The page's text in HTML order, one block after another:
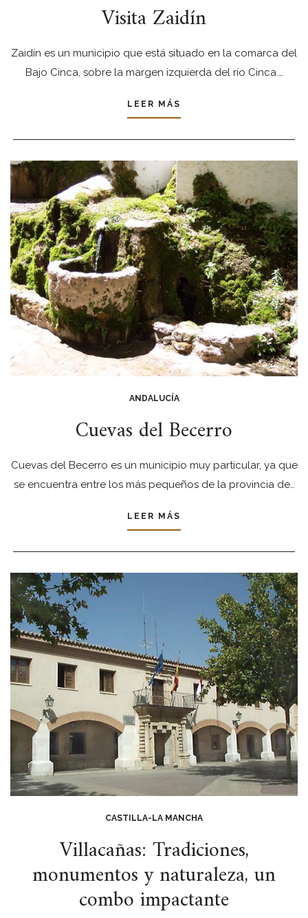
Visita Zaidín
Zaidín es un municipio que está situado en la comarca del
Bajo Cinca, sobre la margen izquierda del río Cinca.…
LEER MÁS
ANDALUCÍA
Cuevas del Becerro
Cuevas del Becerro es un municipio muy particular, ya que
se encuentra entre los más pequeños de la provincia de…
LEER MÁS
CASTILLA-LA MANCHA
Villacañas: Tradiciones,
monumentos y naturaleza, un
combo impactante